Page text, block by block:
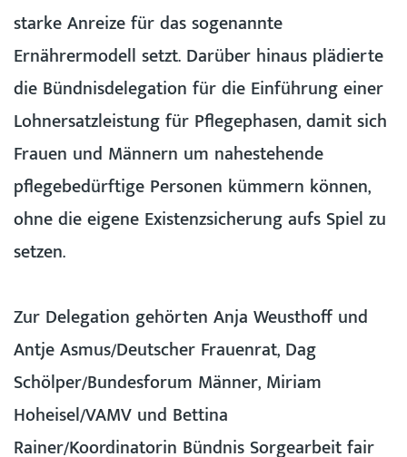
starke Anreize für das sogenannte
Ernährermodell setzt. Darüber hinaus plädierte
die Bündnisdelegation für die Einführung einer
Lohnersatzleistung für Pflegephasen, damit sich
Frauen und Männern um nahestehende
pflegebedürftige Personen kümmern können,
ohne die eigene Existenzsicherung aufs Spiel zu
setzen.
Zur Delegation gehörten Anja Weusthoff und
Antje Asmus/Deutscher Frauenrat, Dag
Schölper/Bundesforum Männer, Miriam
Hoheisel/VAMV und Bettina
Rainer/Koordinatorin Bündnis Sorgearbeit fair